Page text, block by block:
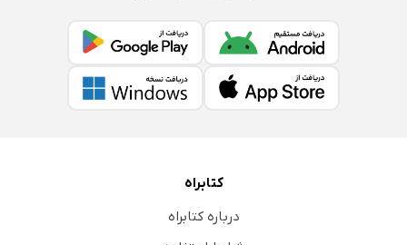
کتابراه
درباره کتابراه